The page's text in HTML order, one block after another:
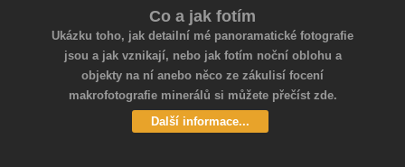
Co a jak fotím
Ukázku toho, jak detailní mé panoramatické fotografie
jsou a jak vznikají, nebo jak fotím noční oblohu a
objekty na ní anebo něco ze zákulisí focení
makrofotografie minerálů si můžete přečíst zde.
Další informace...